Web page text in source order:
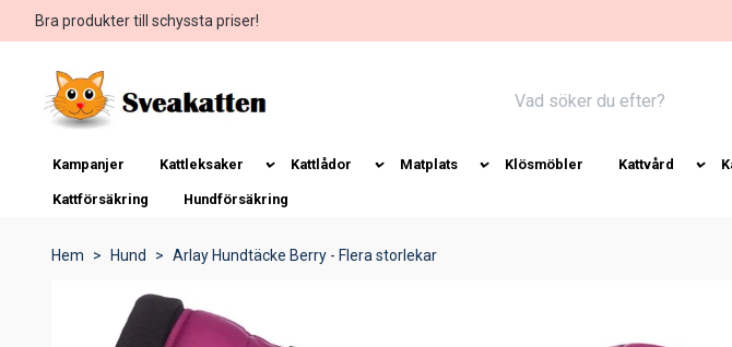
Bra produkter till schyssta priser!
Kampanjer Kattleksaker Kattlådor Matplats Klösmöbler Kattvård
Kattförsäkring Hundförsäkring
Hem Hund Arlay Hundtäcke Berry - Flera storlekar